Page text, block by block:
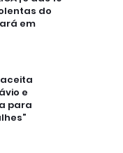
do
em
aceita
e
para